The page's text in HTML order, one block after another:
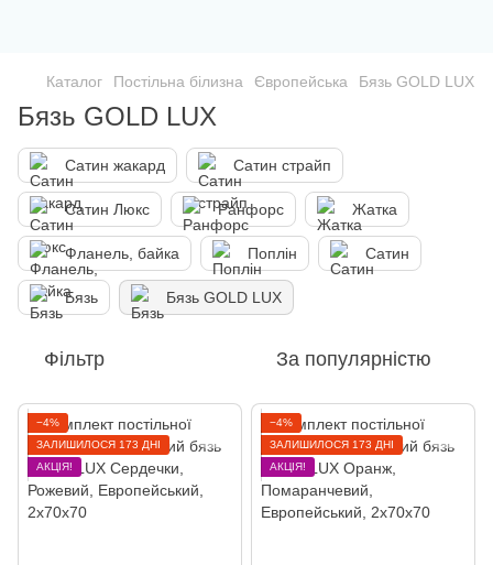
Каталог Постільна білизна Європейська Бязь GOLD LUX
Бязь GOLD LUX
Сатин жакард Сатин страйп
Сатин Люкс Ранфорс Жатка
Фланель, байка Поплін Сатин
Бязь Бязь GOLD LUX
Фільтр За популярністю
−4%
ЗАЛИШИЛОСЯ 173 ДНІ
АКЦІЯ!
−4%
ЗАЛИШИЛОСЯ 173 ДНІ
АКЦІЯ!